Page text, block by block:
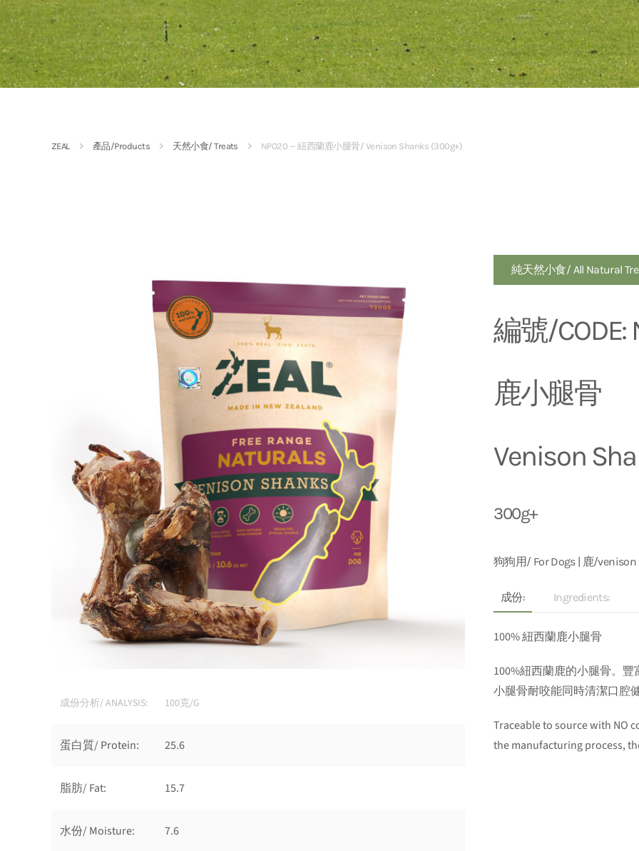
ZEAL 產品/Products 天然小食/ Treats NP020 -- 紐西蘭鹿小腿骨/ Venison Shanks (300g+)
成份分析/ ANALYSIS: 100克/G
蛋白質/ Protein: 25.6
脂肪/ Fat: 15.7
水份/ Moisture: 7.6
純天然小食/ All Natural
編號/CODE:
鹿小腿骨
Venison
300g+
狗狗用/ For Dogs | 鹿/venison
成份: Ingredients:
100% 紐西蘭鹿小腿骨
100%紐西蘭鹿的小腿骨。
小腿骨耐咬能同時清潔口腔
Traceable to source with NO
the manufacturing process,